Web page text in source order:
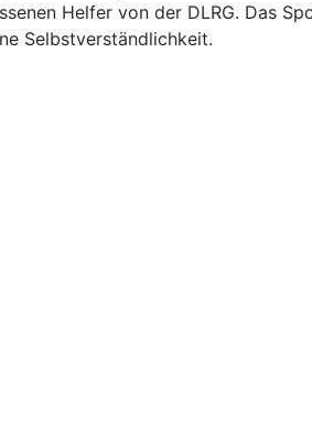
Helfer von der DLRG. Das
Selbstverständlichkeit.